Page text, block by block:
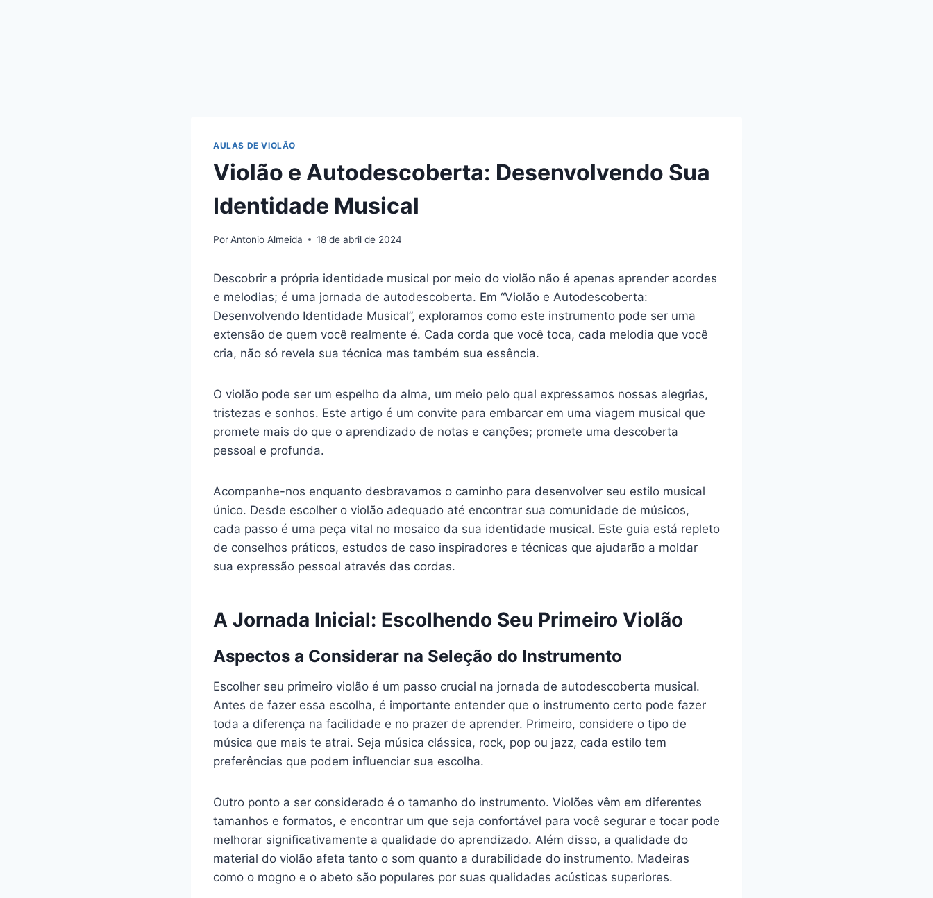
AULAS DE VIOLÃO
Violão e Autodescoberta: Desenvolvendo Sua
Identidade Musical
PorAntonio Almeida 18 de abril de 2024
Descobrir a própria identidade musical por meio do violão não é apenas aprender acordes
e melodias; é uma jornada de autodescoberta. Em “Violão e Autodescoberta:
Desenvolvendo Identidade Musical”, exploramos como este instrumento pode ser uma
extensão de quem você realmente é. Cada corda que você toca, cada melodia que você
cria, não só revela sua técnica mas também sua essência.
O violão pode ser um espelho da alma, um meio pelo qual expressamos nossas alegrias,
tristezas e sonhos. Este artigo é um convite para embarcar em uma viagem musical que
promete mais do que o aprendizado de notas e canções; promete uma descoberta
pessoal e profunda.
Acompanhe-nos enquanto desbravamos o caminho para desenvolver seu estilo musical
único. Desde escolher o violão adequado até encontrar sua comunidade de músicos,
cada passo é uma peça vital no mosaico da sua identidade musical. Este guia está repleto
de conselhos práticos, estudos de caso inspiradores e técnicas que ajudarão a moldar
sua expressão pessoal através das cordas.
A Jornada Inicial: Escolhendo Seu Primeiro Violão
Aspectos a Considerar na Seleção do Instrumento
Escolher seu primeiro violão é um passo crucial na jornada de autodescoberta musical.
Antes de fazer essa escolha, é importante entender que o instrumento certo pode fazer
toda a diferença na facilidade e no prazer de aprender. Primeiro, considere o tipo de
música que mais te atrai. Seja música clássica, rock, pop ou jazz, cada estilo tem
preferências que podem influenciar sua escolha.
Outro ponto a ser considerado é o tamanho do instrumento. Violões vêm em diferentes
tamanhos e formatos, e encontrar um que seja confortável para você segurar e tocar pode
melhorar significativamente a qualidade do aprendizado. Além disso, a qualidade do
material do violão afeta tanto o som quanto a durabilidade do instrumento. Madeiras
como o mogno e o abeto são populares por suas qualidades acústicas superiores.